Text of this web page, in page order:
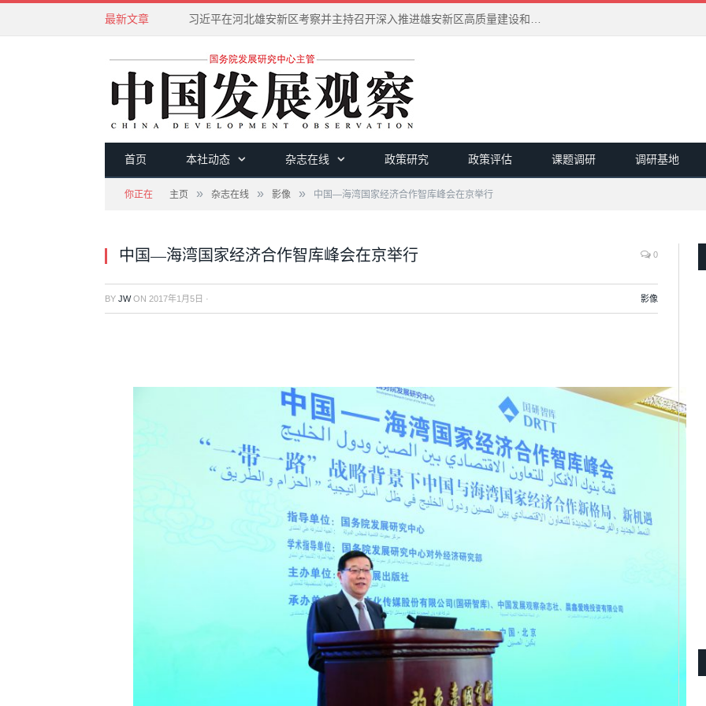
最新文章 习近平在河北雄安新区考察并主持召开深入推进雄安新区高质量建设和发展座谈会
首页 本社动态 杂志在线 政策研究 政策评估 课题调研 调研基地
你正在 主页 » 杂志在线 » 影像 » 中国—海湾国家经济合作智库峰会在京举行
中国—海湾国家经济合作智库峰会在京举行 0
BY JWON 2017年1月5日 · 影像